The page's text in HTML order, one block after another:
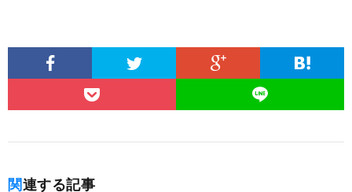
関連する記事